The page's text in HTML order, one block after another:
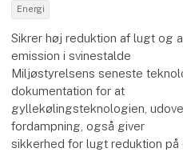
Energi
Sikrer høj reduktion af lugt og
emission i svinestalde
Miljøstyrelsens seneste
dokumentation for at
gyllekølingsteknologien,
fordampning, også giver
sikkerhed for lugt reduktion på